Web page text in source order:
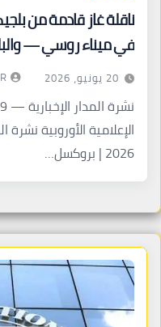
ناقلة غاز قادمة من
في ميناء روسي —
20 يونيو، 2026
2026 | بروكسل…